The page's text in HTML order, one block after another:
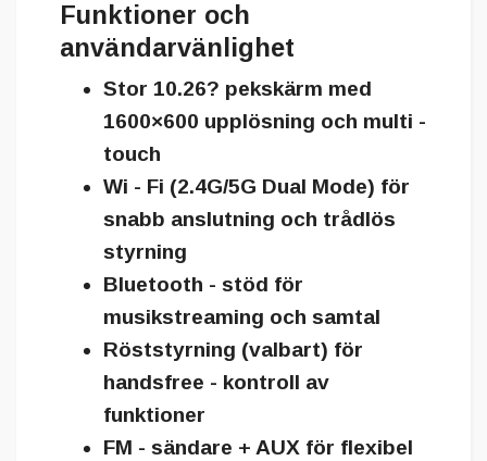
Funktioner och
användarvänlighet
Stor 10.26? pekskärm med
1600×600 upplösning och multi -
touch
Wi - Fi (2.4G/5G Dual Mode) för
snabb anslutning och trådlös
styrning
Bluetooth - stöd för
musikstreaming och samtal
Röststyrning (valbart) för
handsfree - kontroll av
funktioner
FM - sändare + AUX för flexibel